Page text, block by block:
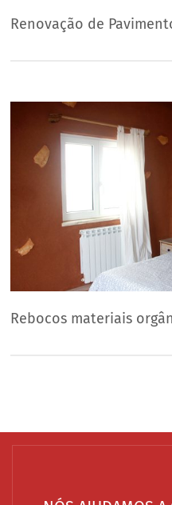
Renovação de
Rebocos materiais